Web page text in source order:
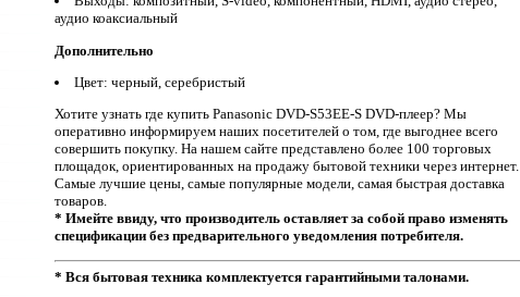
аудио коаксиальный
Дополнительно
Цвет: черный, серебристый
Хотите узнать где купить Panasonic DVD-S53EE-S DVD-плеер? Мы
оперативно информируем наших посетителей о том, где выгоднее всего
совершить покупку. На нашем сайте представлено более 100 торговых
площадок, ориентированных на продажу бытовой техники через интернет.
Самые лучшие цены, самые популярные модели, самая быстрая доставка
товаров.
* Имейте ввиду, что производитель оставляет за собой право изменять
спецификации без предварительного уведомления потребителя.
* Вся бытовая техника комплектуется гарантийными талонами.